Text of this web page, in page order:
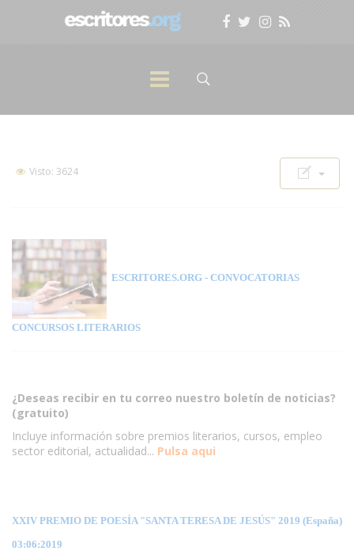
Visto: 3624
ESCRITORES.ORG - CONVOCATORIAS
CONCURSOS LITERARIOS
¿Deseas recibir en tu correo nuestro boletín de noticias?
(gratuito)
Incluye información sobre premios literarios, cursos, empleo
sector editorial, actualidad... Pulsa aqui
XXIV PREMIO DE POESÍA "SANTA TERESA DE JESÚS" 2019 (España)
03:06:2019